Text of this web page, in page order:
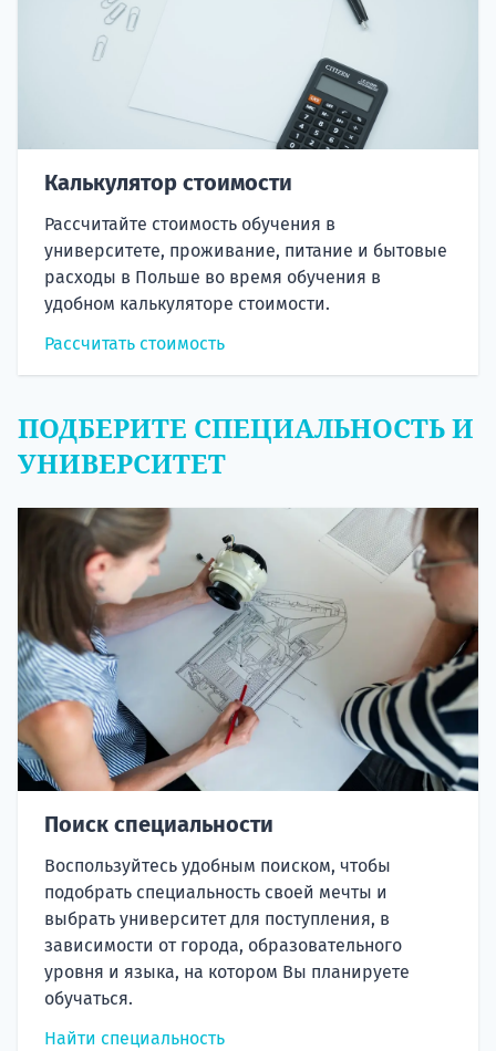
Калькулятор стоимости
Рассчитайте стоимость обучения в
университете, проживание, питание и бытовые
расходы в Польше во время обучения в
удобном калькуляторе стоимости.
Рассчитать стоимость
ПОДБЕРИТЕ СПЕЦИАЛЬНОСТЬ И
УНИВЕРСИТЕТ
Поиск специальности
Воспользуйтесь удобным поиском, чтобы
подобрать специальность своей мечты и
выбрать университет для поступления, в
зависимости от города, образовательного
уровня и языка, на котором Вы планируете
обучаться.
Найти специальность